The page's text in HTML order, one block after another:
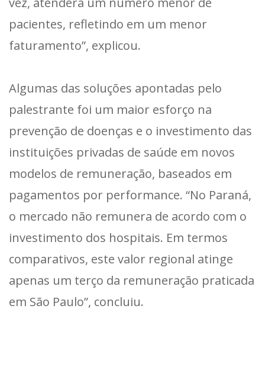
pacientes, refletindo em um menor
faturamento”, explicou.
Algumas das soluções apontadas pelo
palestrante foi um maior esforço na
prevenção de doenças e o investimento das
instituições privadas de saúde em novos
modelos de remuneração, baseados em
pagamentos por performance. “No Paraná,
o mercado não remunera de acordo com o
investimento dos hospitais. Em termos
comparativos, este valor regional atinge
apenas um terço da remuneração praticada
em São Paulo”, concluiu.